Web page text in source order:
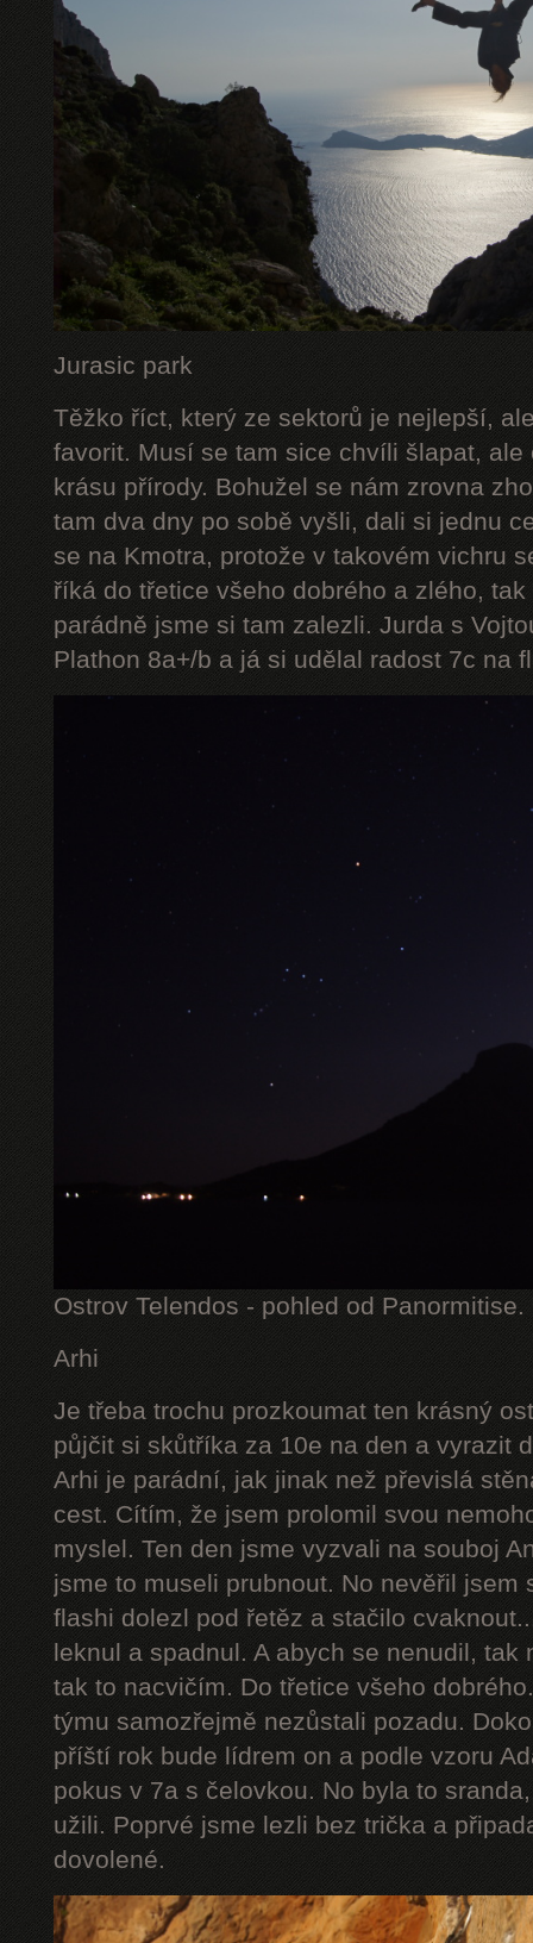
Jurasic park
Těžko říct, který ze sektorů je nejlepší,
favorit. Musí se tam sice chvíli šlapat,
krásu přírody. Bohužel se nám zrovna
tam dva dny po sobě vyšli, dali si jednu
se na Kmotra, protože v takovém vichru
říká do třetice všeho dobrého a zlého,
parádně jsme si tam zalezli. Jurda s
Plathon 8a+/b a já si udělal radost 7c na
Ostrov Telendos - pohled od Panormitise.
Arhi
Je třeba trochu prozkoumat ten krásný
půjčit si skůtříka za 10e na den a vyrazit
Arhi je parádní, jak jinak než převislá
cest. Cítím, že jsem prolomil svou
myslel. Ten den jsme vyzvali na souboj
jsme to museli prubnout. No nevěřil jsem
flashi dolezl pod řetěz a stačilo
leknul a spadnul. A abych se nenudil, tak
tak to nacvičím. Do třetice všeho
týmu samozřejmě nezůstali pozadu.
příští rok bude lídrem on a podle vzoru
pokus v 7a s čelovkou. No byla to
užili. Poprvé jsme lezli bez trička a
dovolené.